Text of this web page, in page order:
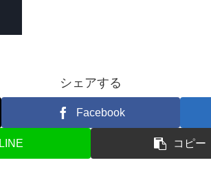
シェアする
Facebook
LINE コピー